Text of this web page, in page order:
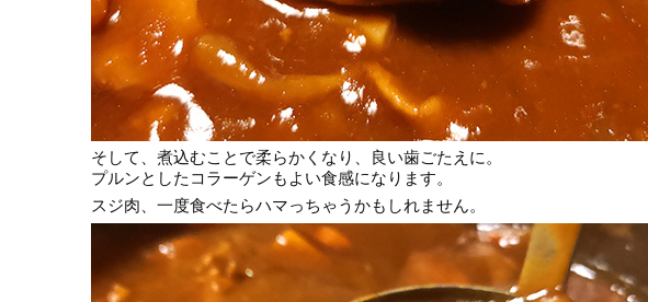
そして、煮込むことで柔らかくなり、良い歯ごたえに。
プルンとしたコラーゲンもよい食感になります。
スジ肉、一度食べたらハマっちゃうかもしれません。